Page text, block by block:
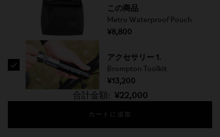
この商品
Metro Waterproof Pouch
¥8,800
アクセサリー 1.
Brompton Toolkit
¥13,200
合計金額: ¥22,000
カートに追加